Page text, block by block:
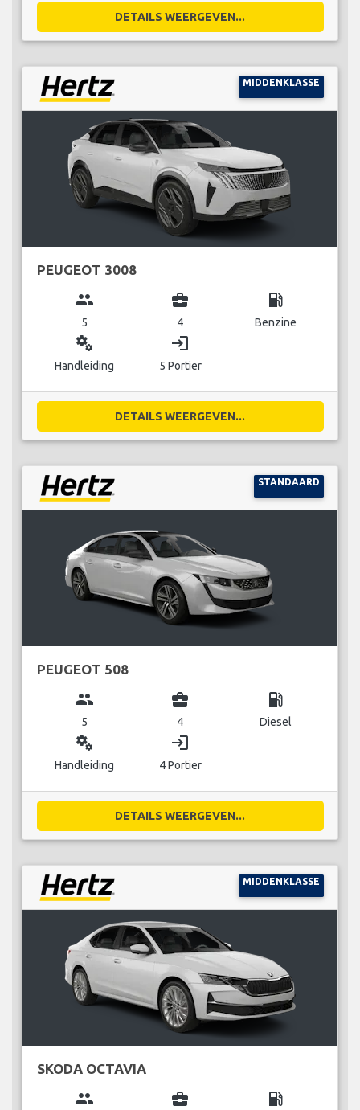
DETAILS WEERGEVEN...
MIDDENKLASSE
PEUGEOT 3008
group
5
business_center
4
local_gas_station
Benzine
miscellaneous_services
Handleiding
login
5 Portier
DETAILS WEERGEVEN...
STANDAARD
PEUGEOT 508
group
5
business_center
4
local_gas_station
Diesel
miscellaneous_services
Handleiding
login
4 Portier
DETAILS WEERGEVEN...
MIDDENKLASSE
SKODA OCTAVIA
group business_center local_gas_station